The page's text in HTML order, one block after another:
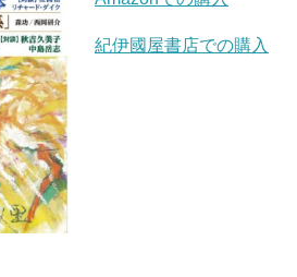
紀伊國屋書店での購入